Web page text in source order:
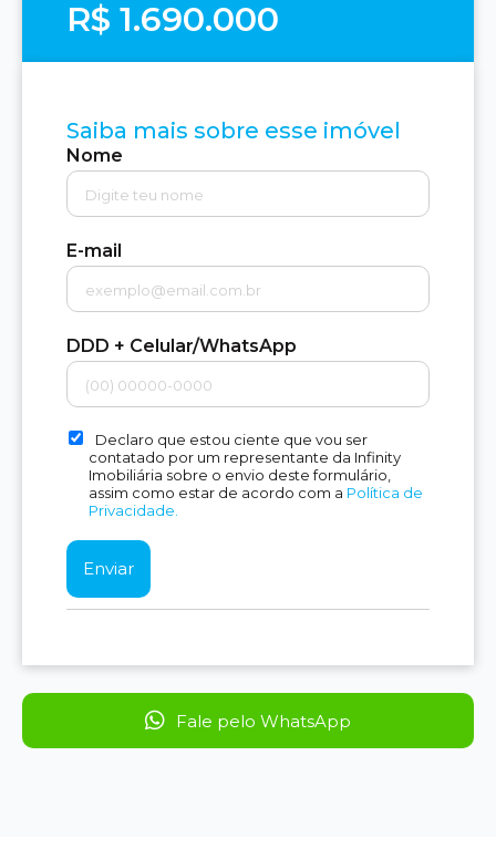
R$ 1.690.000
Saiba mais sobre esse imóvel
Nome
E-mail
DDD + Celular/WhatsApp
Declaro que estou ciente que vou ser
contatado por um representante da Infinity
Imobiliária sobre o envio deste formulário,
assim como estar de acordo com a Política de
Privacidade.
Fale pelo WhatsApp